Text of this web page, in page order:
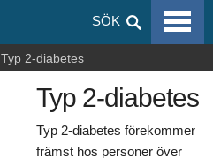
SÖK
Typ 2-diabetes
Typ 2-diabetes
Typ 2-diabetes förekommer
främst hos personer över